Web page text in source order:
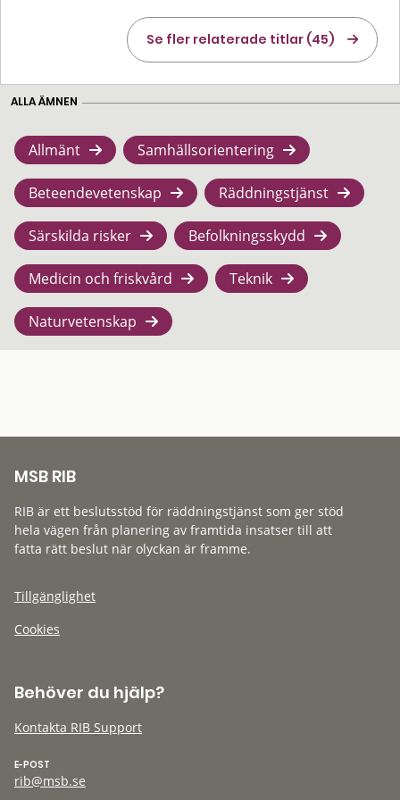
Se fler relaterade titlar (45)
ALLA ÄMNEN
Allmänt Samhällsorientering
Beteendevetenskap Räddningstjänst
Särskilda risker Befolkningsskydd
Medicin och friskvård Teknik
Naturvetenskap
MSB RIB
RIB är ett beslutsstöd för räddningstjänst som ger stöd
hela vägen från planering av framtida insatser till att
fatta rätt beslut när olyckan är framme.
Tillgänglighet
Cookies
Behöver du hjälp?
Kontakta RIB Support
E-POST
rib@msb.se